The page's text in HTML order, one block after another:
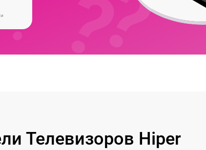
Телевизоров Hiper